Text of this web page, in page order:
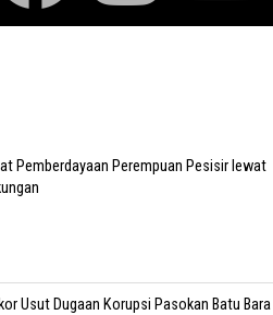
Pemberdayaan Perempuan Pesisir lewat
Usut Dugaan Korupsi Pasokan Batu Bara